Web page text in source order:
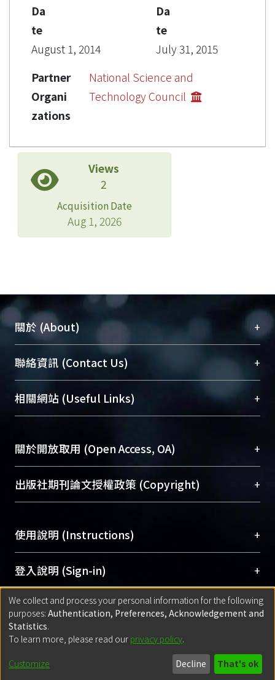
Da
te
August 1, 2014
Da
te
July 31, 2015
Partner
Organi
zations
National Science and
Technology Council
Views
2
Acquisition Date
Aug 1, 2026
關於 (About) +
臺大位居世界頂尖大學之列，為永久珍藏及向國際
展現本校豐碩的研究成果及學術能量，圖書館整合
機構典藏（NTUR）與學術庫（AH）不同功能平
台，成為臺大學術典藏NTU scholars。期能整合研
成果。
To permanently archive and promote researcher
profiles and scholarly works, Library integrates the
services of “NTU Repository” with “Academic
聯絡資訊 (Contact Us) +
總館學科館員(Main Library)
醫學圖書館學科館員(Medical Library)
Sciences Library)
相關網站 (Useful Links) +
關於開放取用 (Open Access, OA) +
開放取用是從使用者角度提升資訊取用性的社會運
動，應用在學術研究上是透過將研究著作公開供使
用逐年攀升。同時可加速研究發展、提升研究影響
Archive）平台。 （點選深入了解OA）
出版社期刊論文授權政策 (Copyright) +
含部分內容的版權非匯入者所有，或由第三方贊
助與合作完成，請確認該版權所有者及第三方同
意提供此授權。
Please represent that the submission is your
original work, and that you have the right to
grant the rights to upload.
若欲上傳已出版的全文電子檔，可使用
policy finder
網站查詢，以確認出版單位之版權
政策。
使用說明 (Instructions) +
網站簡介(Quickstart Guide)
使用手冊(Instruction Manual)
線上預約服務(Booking Service)
登入說明 (Sign-in) +
方案一：臺灣大學計算機中心帳號登入
(With C&INC Email Account)
方案二：ORCID帳號登入(With ORCID)
匯入著作 (Submission) +
方案一：定期更新ORCID者，以ID匯入
for identifier (ORCID))
方案二：
(Default mode Submission)
Built withDSpace-CRIS software
- Extension maintained and optimized
We collect and process your personal information for the following
purposes: Authentication, Preferences, Acknowledgement and
Statistics.
To learn more, please read our privacy policy.
Customize Decline That's ok